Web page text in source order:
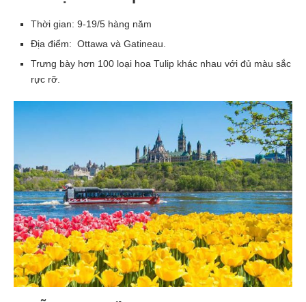
Thời gian: 9-19/5 hàng năm
Địa điểm: Ottawa và Gatineau.
Trưng bày hơn 100 loại hoa Tulip khác nhau với đủ màu sắc
rực rỡ.